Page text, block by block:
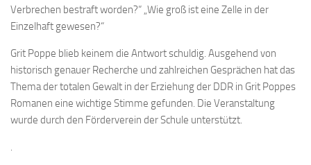
Verbrechen bestraft worden?“ „Wie groß ist eine Zelle in der
Einzelhaft gewesen?“
Grit Poppe blieb keinem die Antwort schuldig. Ausgehend von
historisch genauer Recherche und zahlreichen Gesprächen hat das
Thema der totalen Gewalt in der Erziehung der DDR in Grit Poppes
Romanen eine wichtige Stimme gefunden. Die Veranstaltung
wurde durch den Förderverein der Schule unterstützt.
.